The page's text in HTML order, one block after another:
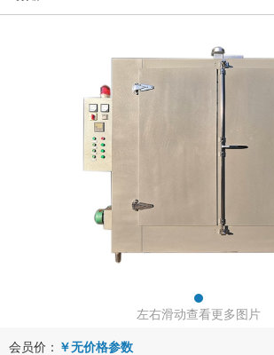
左右滑动查看更多图片
会员价： ￥无价格参数